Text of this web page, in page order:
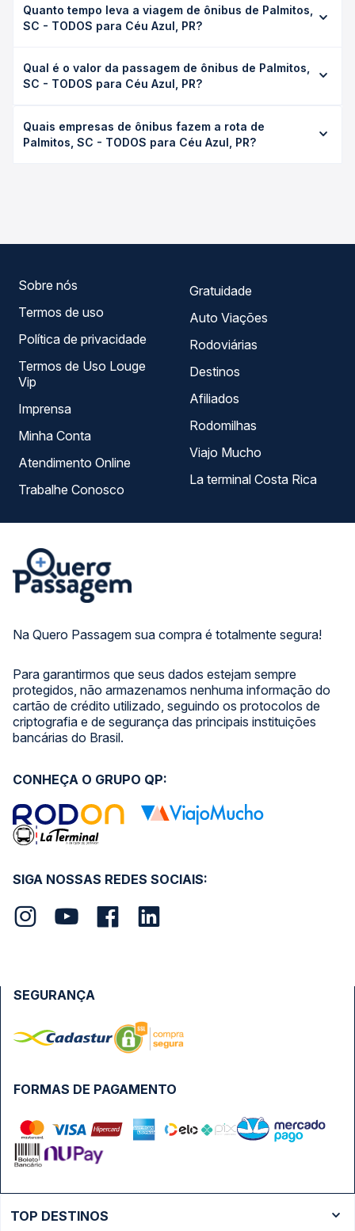
Quanto tempo leva a viagem de ônibus de Palmitos,
SC - TODOS para Céu Azul, PR?
Azul, PR leva em média 8h 56min, podendo variar
conforme a viação, o tipo de serviço (convencional,
duração exata de cada opção na data desejada.
Qual é o valor da passagem de ônibus de Palmitos,
SC - TODOS para Céu Azul, PR?
para Céu Azul, PR custa em média R$ 208,59 e varia
conforme a data da viagem, a empresa, o tipo de poltrona
Quais empresas de ônibus fazem a rota de
Palmitos, SC - TODOS para Céu Azul, PR?
Na Quero Passagem sua compra é totalmente segura!
Para garantirmos que seus dados estejam sempre
protegidos, não armazenamos nenhuma informação do
cartão de crédito utilizado, seguindo os protocolos de
criptografia e de segurança das principais instituições
bancárias do Brasil.
Sobre nós
Termos de uso
Política de privacidade
Termos de Uso Louge
Vip
Imprensa
Minha Conta
Atendimento Online
Trabalhe Conosco
Gratuidade
Auto Viações
Rodoviárias
Destinos
Afiliados
Rodomilhas
Viajo Mucho
La terminal Costa Rica
SIGA NOSSAS REDES SOCIAIS:
CONHEÇA O GRUPO QP:
FORMAS DE PAGAMENTO
SEGURANÇA
TOP DESTINOS